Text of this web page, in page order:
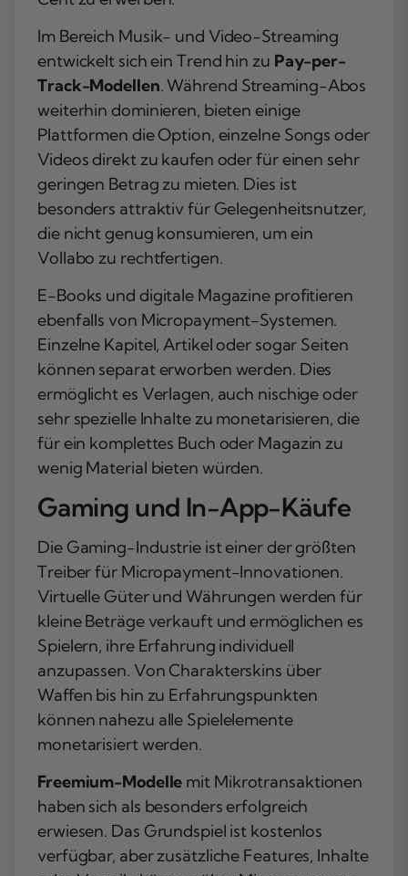
Im Bereich Musik- und Video-Streaming
entwickelt sich ein Trend hin zu Pay-per-
Track-Modellen. Während Streaming-Abos
weiterhin dominieren, bieten einige
Plattformen die Option, einzelne Songs oder
Videos direkt zu kaufen oder für einen sehr
geringen Betrag zu mieten. Dies ist
besonders attraktiv für Gelegenheitsnutzer,
die nicht genug konsumieren, um ein
Vollabo zu rechtfertigen.
E-Books und digitale Magazine profitieren
ebenfalls von Micropayment-Systemen.
Einzelne Kapitel, Artikel oder sogar Seiten
können separat erworben werden. Dies
ermöglicht es Verlagen, auch nischige oder
sehr spezielle Inhalte zu monetarisieren, die
für ein komplettes Buch oder Magazin zu
wenig Material bieten würden.
Gaming und In-App-Käufe
Die Gaming-Industrie ist einer der größten
Treiber für Micropayment-Innovationen.
Virtuelle Güter und Währungen werden für
kleine Beträge verkauft und ermöglichen es
Spielern, ihre Erfahrung individuell
anzupassen. Von Charakterskins über
Waffen bis hin zu Erfahrungspunkten
können nahezu alle Spielelemente
monetarisiert werden.
Freemium-Modelle mit Mikrotransaktionen
haben sich als besonders erfolgreich
erwiesen. Das Grundspiel ist kostenlos
verfügbar, aber zusätzliche Features, Inhalte